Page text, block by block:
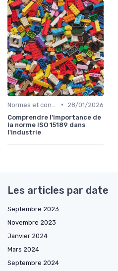
•
28/01/2026
Comprendre l'importance de
la norme ISO 15189 dans
l'industrie
Les articles par date
Septembre 2023
Novembre 2023
Janvier 2024
Mars 2024
Septembre 2024